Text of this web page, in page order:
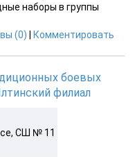
наборы в группы
(0)
Комментировать
боевых
филиал
СШ № 11